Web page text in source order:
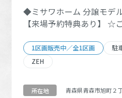
◆ミサワホーム 分譲モデ
【来場予約特典あり】 ☆
日時をお知らせください
ｍｍ仕様の高断熱・長期優
装置MGEOを搭載してい
まで徒歩9分（約710ｍ）
つきましては、右上の「資
1区画販売中／全1区画
駐
ZEH
所在地 青森県青森市旭町２